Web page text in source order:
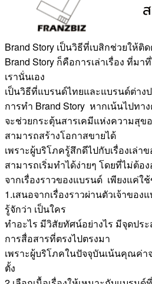
Brand Story เป็นวิธีที่เบสิกช่วยให้ติ
Brand Story ก็คือการเล่าเรื่อง ที่ม
เรานั่นเอง
เป็นวิธีที่แบรนด์ไทยและแบรนด์ต่า
การทำ Brand Story หากเน้นไปทา
จะช่วยกระตุ้นสารเคมีแห่งความสุข
สามารถสร้างโอกาสขายได้
เพราะผู้บริโภครู้สึกดีไปกับเรื่องเล่
สามารถเริ่มทำได้ง่ายๆ โดยที่ไม่ต้
จากเรื่องราวของแบรนด์ เพียงแค่ใ
1.เสนอจากเรื่องราวผ่านตัวเจ้าขอ
รู้จักว่า เป็นใคร
ทำอะไร มีวิสัยทัศน์อย่างไร มีจุดปร
การสื่อสารที่ตรงไปตรงมา
เพราะผู้บริโภคในปัจจุบันเน้นคุณค่
ตั้ง